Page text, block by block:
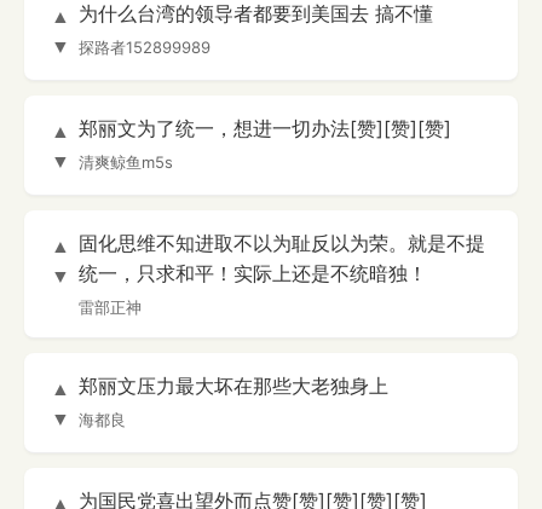
▲
▼
为什么台湾的领导者都要到美国去 搞不懂
探路者152899989
▲
▼
郑丽文为了统一，想进一切办法[赞][赞][赞]
清爽鲸鱼m5s
▲
▼
固化思维不知进取不以为耻反以为荣。就是不提
统一，只求和平！实际上还是不统暗独！
雷部正神
▲
▼
郑丽文压力最大坏在那些大老独身上
海都良
▲
为国民党喜出望外而点赞[赞][赞][赞][赞]